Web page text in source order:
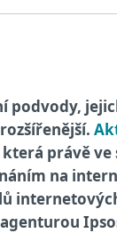
podvody,
právě
na